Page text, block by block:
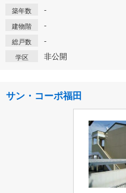
築年数 -
建物階 -
総戸数 -
学区 非公開
サン・コーポ福田